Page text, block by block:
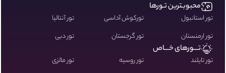
محبوبـترین تـورها
تور استانبول تورکوش آداسی
تور آنتالیا
تور ارمنستان
تور گرجستان تور دبی
تـــورهای خـــاص
تور تایلند تور روسیه
تور مالزی